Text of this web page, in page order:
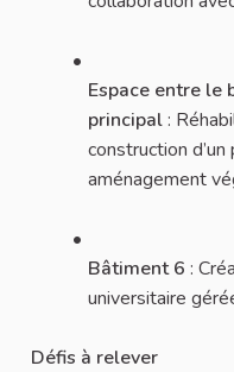
Espace entre
principal:
construction
aménagement
Bâtiment 6 :
universitaire
Défis à relever